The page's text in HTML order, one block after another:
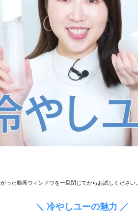
た動画ウィンドウを一旦閉じてからお試しください。
＼ 冷やしユーの魅力 ／